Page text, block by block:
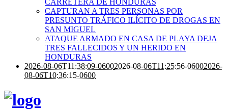
CARRETERA DE HONDURAS
CAPTURAN A TRES PERSONAS POR
PRESUNTO TRÁFICO ILÍCITO DE DROGAS EN
SAN MIGUEL
ATAQUE ARMADO EN CASA DE PLAYA DEJA
TRES FALLECIDOS Y UN HERIDO EN
HONDURAS
2026-08-06T11:38:09-06002026-08-06T11:25:56-06002026-
08-06T10:36:15-0600